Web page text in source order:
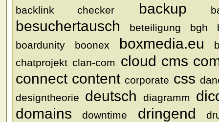
backlink checker backup
besuchertausch beteiligung bgh
boardunity
boonex boxmedia.eu
chatprojekt clan-com cloud cms
connect content corporate css
designtheorie
deutsch diagramm
domains
downtime dringend